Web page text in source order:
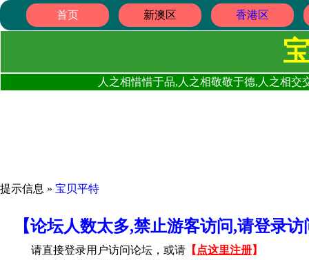
首页 新澳区 香港区
人之相惜惜于品,人之相敬敬于德,人之相
提示信息 » 宝贝平特
【论坛人数太多,禁止游客访问,请登录
请直接登录用户访问论坛，或请 【 点这里注册】